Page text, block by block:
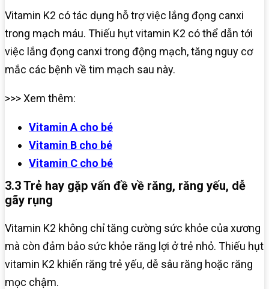
Vitamin K2 có tác dụng hỗ trợ việc lắng đọng canxi
trong mạch máu. Thiếu hụt vitamin K2 có thể dẫn tới
việc lắng đọng canxi trong động mạch, tăng nguy cơ
mắc các bệnh về tim mạch sau này.
>>> Xem thêm:
Vitamin A cho bé
Vitamin B cho bé
Vitamin C cho bé
3.3 Trẻ hay gặp vấn đề về răng, răng yếu, dễ
gãy rụng
Vitamin K2 không chỉ tăng cường sức khỏe của xương
mà còn đảm bảo sức khỏe răng lợi ở trẻ nhỏ. Thiếu hụt
vitamin K2 khiến răng trẻ yếu, dễ sâu răng hoặc răng
mọc chậm.